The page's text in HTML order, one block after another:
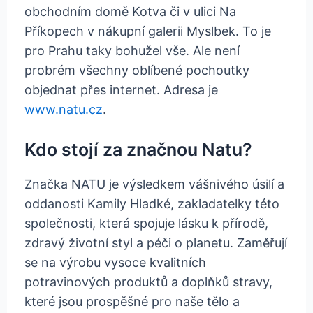
obchodním domě Kotva či v ulici Na
Příkopech v nákupní galerii Myslbek. To je
pro Prahu taky bohužel vše. Ale není
probrém všechny oblíbené pochoutky
objednat přes internet. Adresa je
www.natu.cz.
Kdo stojí za značnou Natu?
Značka NATU je výsledkem vášnivého úsilí a
oddanosti Kamily Hladké, zakladatelky této
společnosti, která spojuje lásku k přírodě,
zdravý životní styl a péči o planetu. Zaměřují
se na výrobu vysoce kvalitních
potravinových produktů a doplňků stravy,
které jsou prospěšné pro naše tělo a